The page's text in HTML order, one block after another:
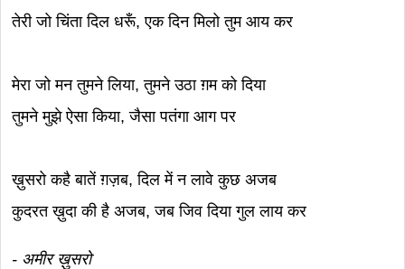
तेरी जो चिंता दिल धरूँ, एक दिन मिलो तुम आय कर
मेरा जो मन तुमने लिया, तुमने उठा ग़म को दिया
तुमने मुझे ऐसा किया, जैसा पतंगा आग पर
ख़ुसरो कहै बातें ग़ज़ब, दिल में न लावे कुछ अजब
कुदरत ख़ुदा की है अजब, जब जिव दिया गुल लाय कर
- अमीर ख़ुसरो